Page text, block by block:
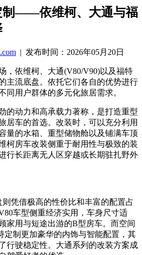
制——依维柯、大通与福
| 发布时间：2026年05月20日
依维柯、大通(V80/V90)以及福特
主流底盘。依托它们各自的优势进行
同用户群体的多元化旅居需求。
动力和高承载力著称，是打造重型
居车的首选。改装时，可以充分利用
量的水箱、重型储物舱以及铺满车顶
柯房车改装侧重于耐用性与极致的装
行长距离无人区穿越或长期驻扎野外
凭借极高的性价比和丰富的配置占
车型侧重经济实用，车身尺寸适
家用与短途出游的B型房车。而空间
定制更加豪华的内饰与智能配置，其
行驶稳定性。大通系列的改装方案成